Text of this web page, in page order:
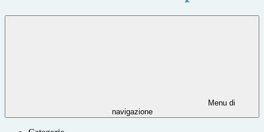
Menu di
navigazione